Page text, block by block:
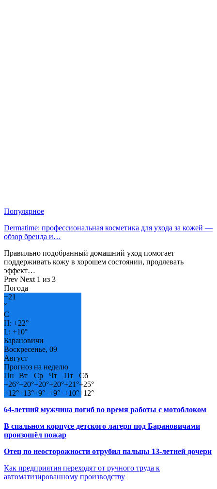
Популярное
Dermatime: профессиональная косметика для ухода за кожей —
обзор бренда и…
Правильно подобранный домашний уход помогает
поддерживать кожу в хорошем состоянии, продлевать
эффект…
Prev Next 1 из 3
Погода
+21
°
C
H: +22°
L: +10°
Барановичи
Воскресенье, 09
Август
Прогноз на неделю
Пн
Вт Ср Чт Пт
Сб
+26°+20°+20°+20°+21°+25°
+12°+13°+9° +9° +10°+12°
64-летний мужчина погиб во время работы с мотоблоком
В спальном корпусе детского лагеря под Барановичами
произошёл пожар
Отец по неосторожности отрубил пальцы 13-летней дочери
Как предприятия переходят от ручного труда к
автоматизированному производству